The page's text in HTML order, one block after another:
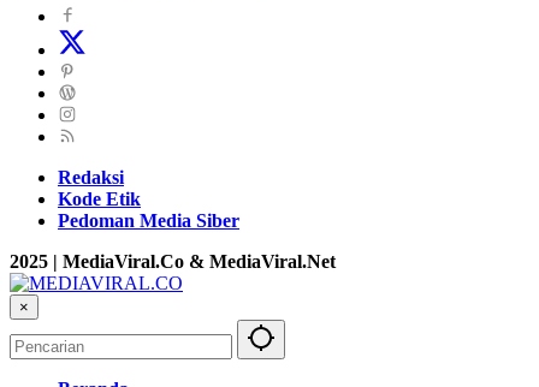
Redaksi
Kode Etik
Pedoman Media Siber
2025 | MediaViral.Co & MediaViral.Net
×